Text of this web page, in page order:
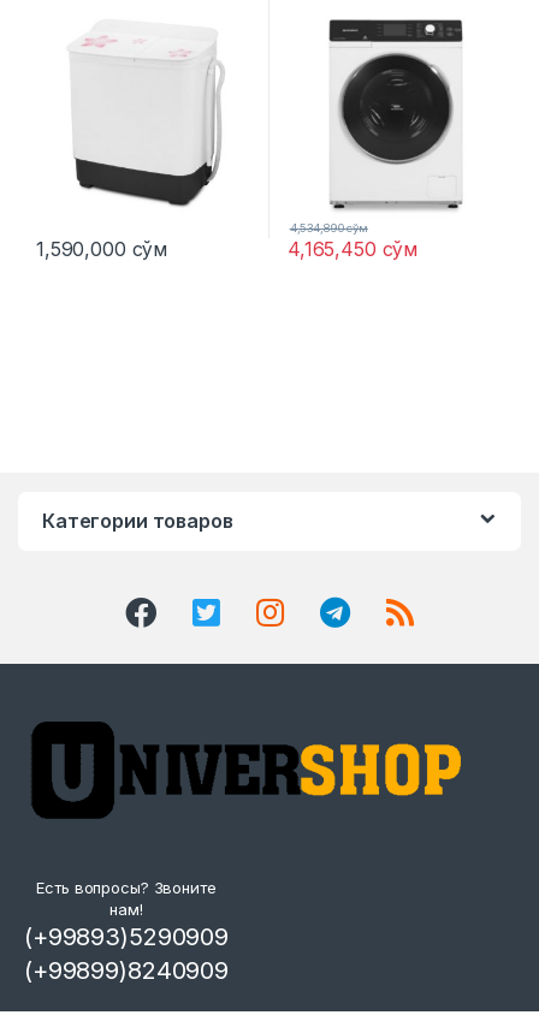
1,590,000 сўм 4,165,450 сўм
4,534,890сўм
Категории товаров
Есть вопросы? Звоните
нам!
(+99893)5290909
(+99899)8240909